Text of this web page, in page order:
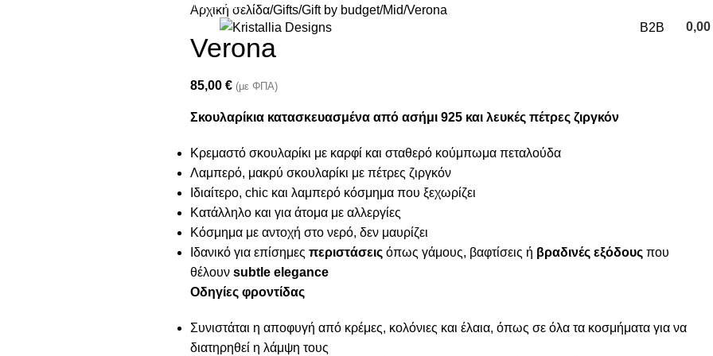
Join our newsletter and enjoy 10% Off
B2B 0,00
Αρχική σελίδα Gifts Gift by budget Mid Verona
Verona
85,00 € (με ΦΠΑ)
Σκουλαρίκια κατασκευασμένα από ασήμι 925 και λευκές πέτρες ζιργκόν
Κρεμαστό σκουλαρίκι με καρφί και σταθερό κούμπωμα πεταλούδα
Λαμπερό, μακρύ σκουλαρίκι με πέτρες ζιργκόν
Ιδιαίτερο, chic και λαμπερό κόσμημα που ξεχωρίζει
Κατάλληλο και για άτομα με αλλεργίες
Κόσμημα με αντοχή στο νερό, δεν μαυρίζει
Ιδανικό για επίσημες περιστάσεις όπως γάμους, βαφτίσεις ή βραδινές εξόδους που
θέλουν subtle elegance
Οδηγίες φροντίδας
Συνιστάται η αποφυγή από κρέμες, κολόνιες και έλαια, όπως σε όλα τα κοσμήματα για να
διατηρηθεί η λάμψη τους